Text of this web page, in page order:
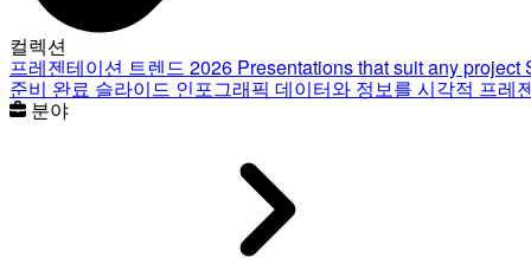
컬렉션
프레젠테이션 트렌드 2026 Presentations that suit any project
준비 완료 슬라이드 인포그래픽 데이터와 정보를 시각적 프레
분야